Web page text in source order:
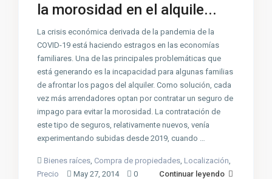
la morosidad en el alquile...
La crisis económica derivada de la pandemia de la
COVID-19 está haciendo estragos en las economías
familiares. Una de las principales problemáticas que
está generando es la incapacidad para algunas familias
de afrontar los pagos del alquiler. Como solución, cada
vez más arrendadores optan por contratar un seguro de
impago para evitar la morosidad. La contratación de
este tipo de seguros, relativamente nuevos, venía
experimentando subidas desde 2019, cuando …
Bienes raíces Compra de propiedades Localización
Precio
May 27, 2014 0 Continuar leyendo